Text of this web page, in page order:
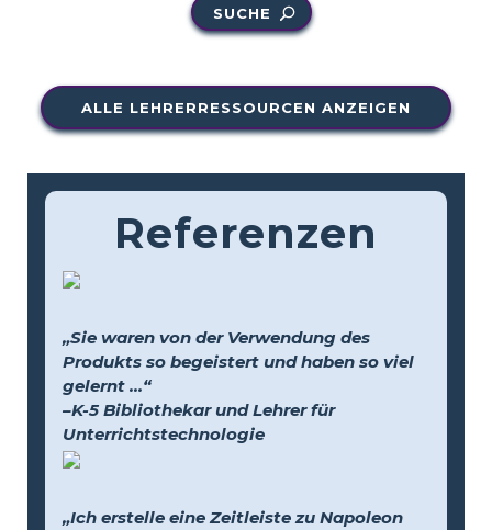
SUCHE
ALLE LEHRERRESSOURCEN ANZEIGEN
Referenzen
„Sie waren von der Verwendung des
Produkts so begeistert und haben so viel
gelernt …“
–K-5 Bibliothekar und Lehrer für
Unterrichtstechnologie
„Ich erstelle eine Zeitleiste zu Napoleon